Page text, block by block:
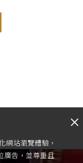
網站瀏覽體驗，
廣告，並尊重且